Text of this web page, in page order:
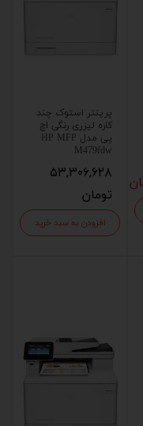
پرینتر استوک چند
کاره لیزری رنگی اچ
پی مدل HP MFP
M479fdw
۵۳,۳۰۶,۶۲۸
تومان
افزودن به سبد خرید